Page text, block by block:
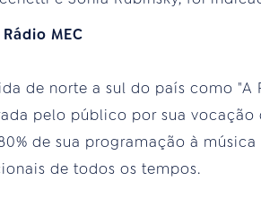
MEC
de norte a sul do país como "A
pelo público por sua
de sua programação à
de todos os tempos.